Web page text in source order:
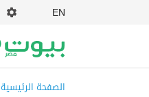
EN
الصفحة الرئيسية